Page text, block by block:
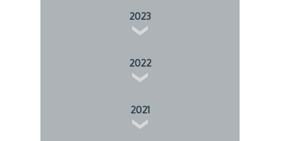
2023
2022
2021